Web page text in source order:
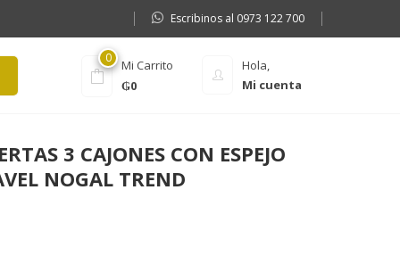
Escribinos al 0973 122 700
Hola,
Mi cuenta
0
Mi Carrito
₲0
3 CAJONES CON ESPEJO
NOGAL TREND